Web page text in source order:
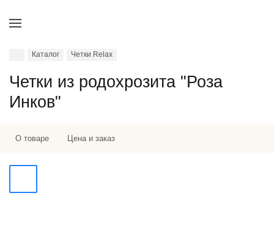
Каталог Четки Relax
Четки из родохрозита "Роза
Инков"
О товаре Цена и заказ